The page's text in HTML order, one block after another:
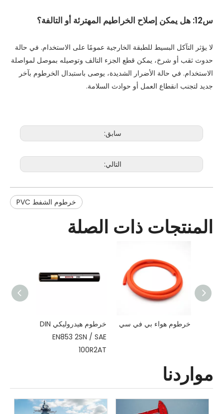
س12: هل يمكن إصلاح الخراطيم المهترئة أو التالفة؟
لا يؤثر التآكل البسيط للطبقة الخارجية عمومًا على الاستخدام. في حالة
حدوث ثقب أو شرخ، يمكن قطع الجزء التالف وتوصيله بموصل لمواصلة
الاستخدام. في حالة الأضرار الشديدة، يوصى باستبدال الخرطوم بآخر
جديد لتجنب انقطاع العمل أو حوادث السلامة.
سابق:
التالي:
خرطوم الشفط PVC
المنتجات ذات الصلة
خرطوم هيدروليكي DIN
EN853 2SN / SAE
100R2AT
خرطوم هواء بي في سي
مواردنا